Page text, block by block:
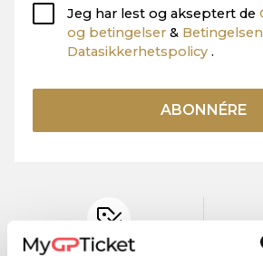
Jeg har lest og akseptert de
og betingelser&
Datasikkerhetspolicy .
ABONNÉRE